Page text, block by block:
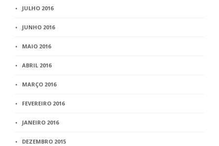
JULHO 2016
JUNHO 2016
MAIO 2016
ABRIL 2016
MARÇO 2016
FEVEREIRO 2016
JANEIRO 2016
DEZEMBRO 2015